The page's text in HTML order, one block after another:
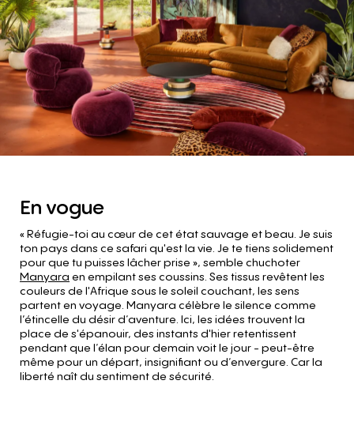
En vogue
« Réfugie-toi au cœur de cet état sauvage et beau. Je suis
ton pays dans ce safari qu'est la vie. Je te tiens solidement
pour que tu puisses lâcher prise », semble chuchoter
Manyara en empilant ses coussins. Ses tissus revêtent les
couleurs de l'Afrique sous le soleil couchant, les sens
partent en voyage. Manyara célèbre le silence comme
l’étincelle du désir d‘aventure. Ici, les idées trouvent la
place de s'épanouir, des instants d'hier retentissent
pendant que l‘élan pour demain voit le jour - peut-être
même pour un départ, insignifiant ou d‘envergure. Car la
liberté naît du sentiment de sécurité.